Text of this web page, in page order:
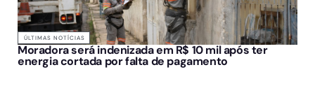
ÚLTIMAS NOTÍCIAS
Moradora será indenizada em R$ 10 mil após ter
energia cortada por falta de pagamento